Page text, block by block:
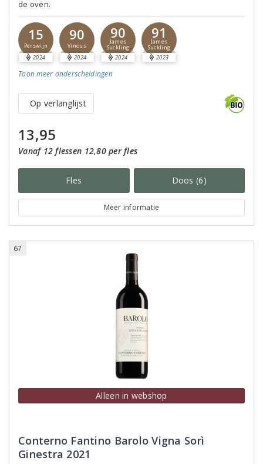
de oven.
15
Perswijn
2024
90
Vinous
2024
90
James
Suckling
2024
91
James
Suckling
2023
Toon meer onderscheidingen
Op verlanglijst
13,95
Vanaf 12 flessen 12,80 per fles
Fles Doos (6)
Meer informatie
67
Alleen in webshop
Conterno Fantino Barolo Vigna Sorì
Ginestra 2021